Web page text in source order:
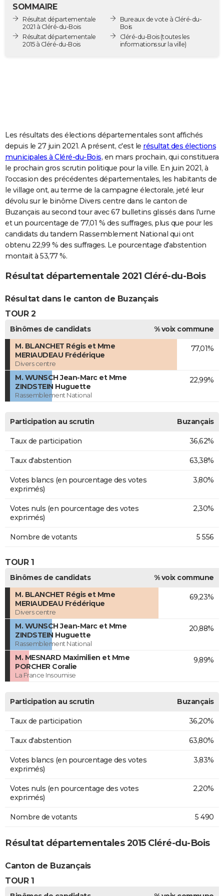
Destinations
City break
Voyage nature
Voyage de noces
Forum
Climat
GUIDES D'ACHAT
COPAINS D'AVANT
S'inscrire
Se connecter
Lycées
Collèges
Primaires
Universités
Entreprises
Service militaire
Avis de recherche
AVIS DE DÉCÈS
FORUM
Bricolage
Lifestyle
Culture
Sport
Auto
Television
Voyage
Cinema
SOMMAIRE
Résultat départementale
2021 à Cléré-du-Bois
Résultat départementale
2015 à Cléré-du-Bois
Bureaux de vote à Cléré-du-
Bois
Cléré-du-Bois(toutes les
informations sur la ville)
Les résultats des élections départementales sont affichés
depuis le 27 juin 2021. A présent, c'est le résultat des élections
municipales à Cléré-du-Bois, en mars prochain, qui constituera
le prochain gros scrutin politique pour la ville. En juin 2021, à
l'occasion des précédentes départementales, les habitants de
le village ont, au terme de la campagne électorale, jeté leur
dévolu sur le binôme Divers centre dans le canton de
Buzançais au second tour avec 67 bulletins glissés dans l'urne
et un pourcentage de 77,01 % des suffrages, plus que pour les
candidats du tandem Rassemblement National qui ont
obtenu 22,99 % des suffrages. Le pourcentage d'abstention
montait à 53,77 %.
Résultat départementale 2021 Cléré-du-Bois
Résultat dans le canton de Buzançais
TOUR 2
Binômes de candidats
% voix commune
M. BLANCHET Régis et Mme
MERIAUDEAU Frédérique
Divers centre
77,01%
M. WUNSCH Jean-Marc et Mme
ZINDSTEIN Huguette
Rassemblement National
22,99%
Participation au scrutin Buzançais
Taux de participation 36,62%
Taux d'abstention 63,38%
Votes blancs (en pourcentage des votes
exprimés)
3,80%
Votes nuls (en pourcentage des votes
exprimés)
2,30%
Nombre de votants 5 556
TOUR 1
Binômes de candidats
% voix commune
M. BLANCHET Régis et Mme
MERIAUDEAU Frédérique
Divers centre
69,23%
M. WUNSCH Jean-Marc et Mme
ZINDSTEIN Huguette
Rassemblement National
20,88%
M. MESNARD Maximilien et Mme
PORCHER Coralie
La France Insoumise
9,89%
Participation au scrutin Buzançais
Taux de participation 36,20%
Taux d'abstention 63,80%
Votes blancs (en pourcentage des votes
exprimés)
3,83%
Votes nuls (en pourcentage des votes
exprimés)
2,20%
Nombre de votants 5 490
Résultat départementales 2015 Cléré-du-Bois
Canton de Buzançais
TOUR 1